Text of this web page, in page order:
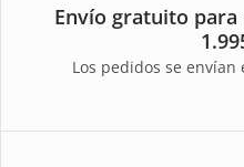
Envío gratuito
Los pedidos se